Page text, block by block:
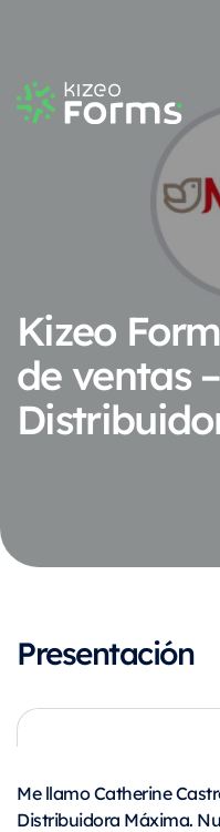
Kizeo
de ventas
Presentación
Me llamo Catherine
Distribuidora Máxima.